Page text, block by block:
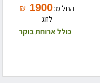
החל מ:1900
₪
לזוג
כולל ארוחת בוקר